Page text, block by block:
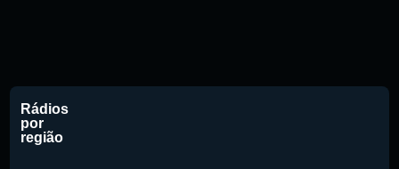
Rádios
por
região